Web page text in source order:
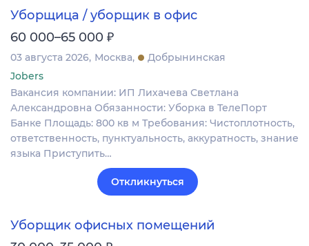
Уборщица / уборщик в офис
60 000–65 000 ₽
03 августа 2026 Москва
Добрынинская
Jobers
Вакансия компании: ИП Лихачева Светлана
Александровна Обязанности: Уборка в ТелеПорт
Банке Площадь: 800 кв м Требования: Чистоплотность,
ответственность, пунктуальность, аккуратность, знание
языка Приступить…
Откликнуться
Уборщик офисных помещений